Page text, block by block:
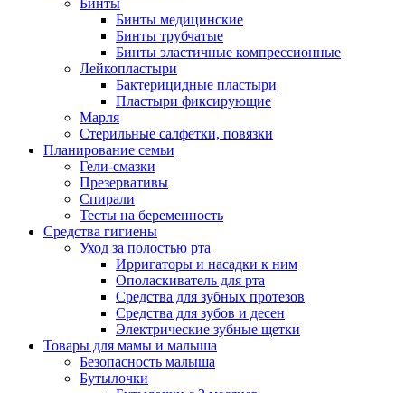
Бинты
Бинты медицинские
Бинты трубчатые
Бинты эластичные компрессионные
Лейкопластыри
Бактерицидные пластыри
Пластыри фиксирующие
Марля
Стерильные салфетки, повязки
Планирование семьи
Гели-смазки
Презервативы
Спирали
Тесты на беременность
Средства гигиены
Уход за полостью рта
Ирригаторы и насадки к ним
Ополаскиватель для рта
Средства для зубных протезов
Средства для зубов и десен
Электрические зубные щетки
Товары для мамы и малыша
Безопасность малыша
Бутылочки